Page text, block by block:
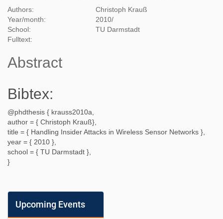
Authors:
Christoph Krauß
Year/month:
2010/
School:
TU Darmstadt
Fulltext:
Abstract
Bibtex:
@phdthesis { krauss2010a
author = { Christoph Krauß},
title = { Handling Insider Attacks in Wireless Sensor Networks },
year = { 2010 },
school = { TU Darmstadt },
}
Upcoming Events